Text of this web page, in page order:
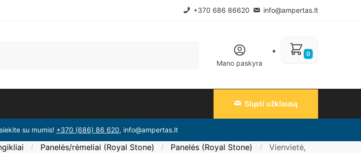
+370 686 86620 info@ampertas.lt
Mano paskyra
0
Siųsti užklausą
su mumis! +370 (686) 86 620, info@ampertas.lt
/ Panelės/rėmeliai (Royal Stone) / Panelės (Royal Stone) /
Vienvietė,